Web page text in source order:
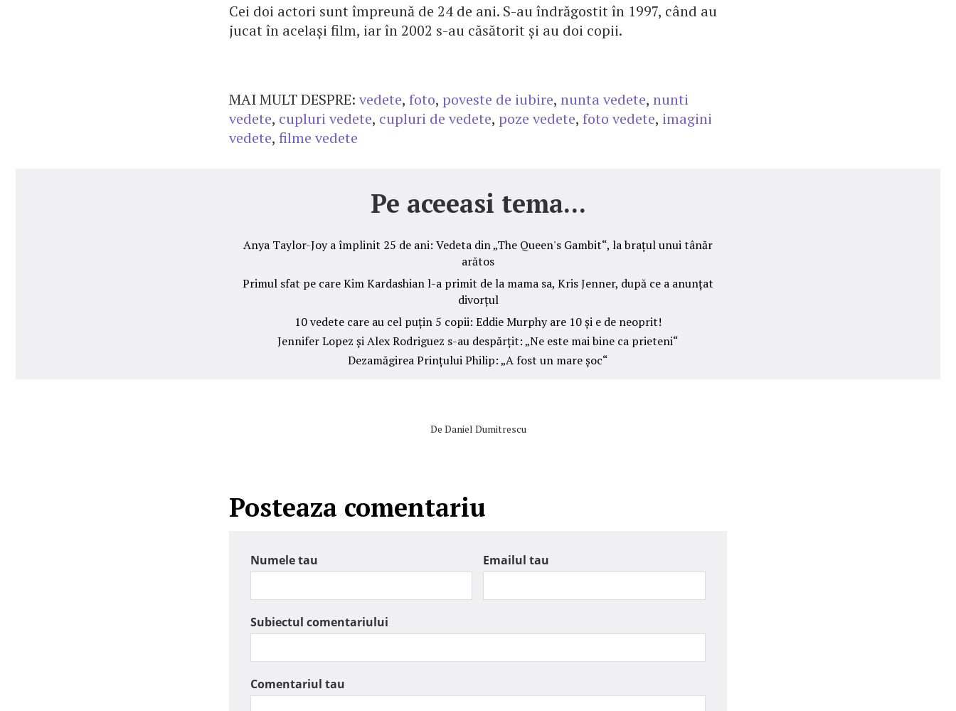
Cei doi actori sunt împreună de 24 de ani. S-au îndrăgostit în 1997, când au
jucat în același film, iar în 2002 s-au căsătorit și au doi copii.
MAI MULT DESPRE: vedete, foto, poveste de iubire, nunta vedete, nunti
vedete, cupluri vedete, cupluri de vedete, poze vedete, foto vedete, imagini
vedete, filme vedete
Pe aceeasi tema...
Anya Taylor-Joy a împlinit 25 de ani: Vedeta din „The Queen's Gambit“, la brațul unui tânăr
arătos
Primul sfat pe care Kim Kardashian l-a primit de la mama sa, Kris Jenner, după ce a anunțat
divorțul
10 vedete care au cel puțin 5 copii: Eddie Murphy are 10 și e de neoprit!
Jennifer Lopez și Alex Rodriguez s-au despărțit: „Ne este mai bine ca prieteni“
Dezamăgirea Prințului Philip: „A fost un mare șoc“
De Daniel Dumitrescu
Posteaza comentariu
Numele tau Emailul tau
Subiectul comentariului
Comentariul tau